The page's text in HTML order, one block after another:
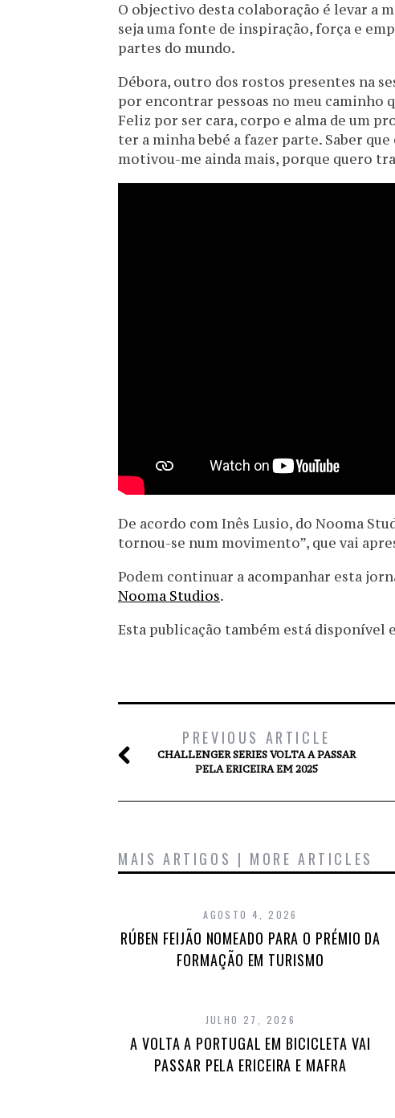
O objectivo desta colaboração é levar a
seja uma fonte de inspiração, força e
partes do mundo.
Débora, outro dos rostos presentes na
por encontrar pessoas no meu caminho
Feliz por ser cara, corpo e alma de um
ter a minha bebé a fazer parte. Saber
motivou-me ainda mais, porque quero
De acordo com Inês Lusio, do Nooma
tornou-se num movimento”, que vai
Podem continuar a acompanhar esta
Nooma Studios.
Esta publicação também está disponível
PREVIOUS ARTICLE
CHALLENGER SERIES VOLTA A PASSAR
PELA ERICEIRA EM 2025
MAIS ARTIGOS | MORE ARTICLES
AGOSTO 4, 2026
RÚBEN FEIJÃO NOMEADO PARA O PRÉMIO DA
FORMAÇÃO EM TURISMO
JULHO 27, 2026
A VOLTA A PORTUGAL EM BICICLETA VAI
PASSAR PELA ERICEIRA E MAFRA